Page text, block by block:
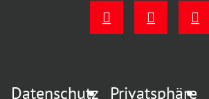
Datenschutz Privatsphäre